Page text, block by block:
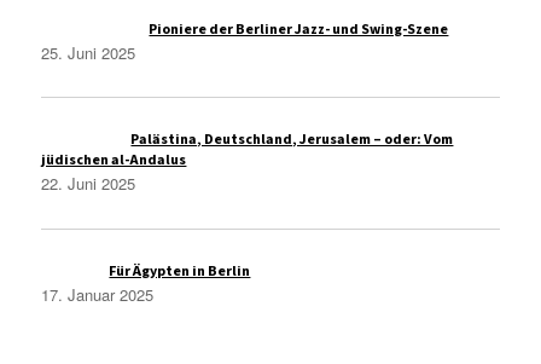
Pioniere der Berliner Jazz- und Swing-Szene
25. Juni 2025
Palästina, Deutschland, Jerusalem – oder: Vom
jüdischen al-Andalus
22. Juni 2025
Für Ägypten in Berlin
17. Januar 2025